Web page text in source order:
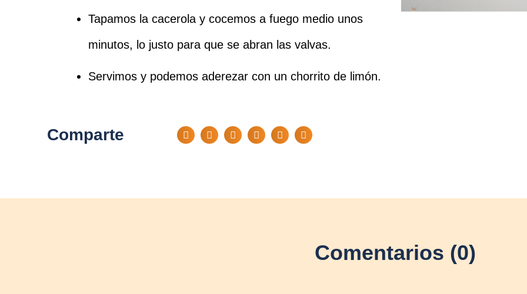
Tapamos la cacerola y cocemos a fuego medio unos
minutos, lo justo para que se abran las valvas.
Servimos y podemos aderezar con un chorrito de limón.
Comparte
Comentarios (0)